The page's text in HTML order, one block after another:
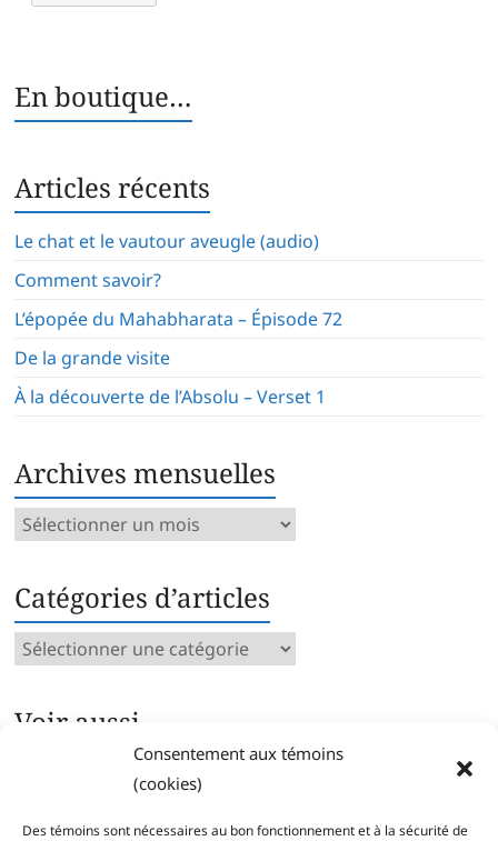
Consentement aux témoins
(cookies)
Des témoins sont nécessaires au bon fonctionnement et à la sécurité de
En boutique…
Articles récents
Le chat et le vautour aveugle (audio)
Comment savoir?
L’épopée du Mahabharata – Épisode 72
De la grande visite
À la découverte de l’Absolu – Verset 1
Archives mensuelles
Archives
Catégories d’articles
Catégories
Voir aussi…
Archives intégrales
Articles parus par catégorie
Index des mots clés